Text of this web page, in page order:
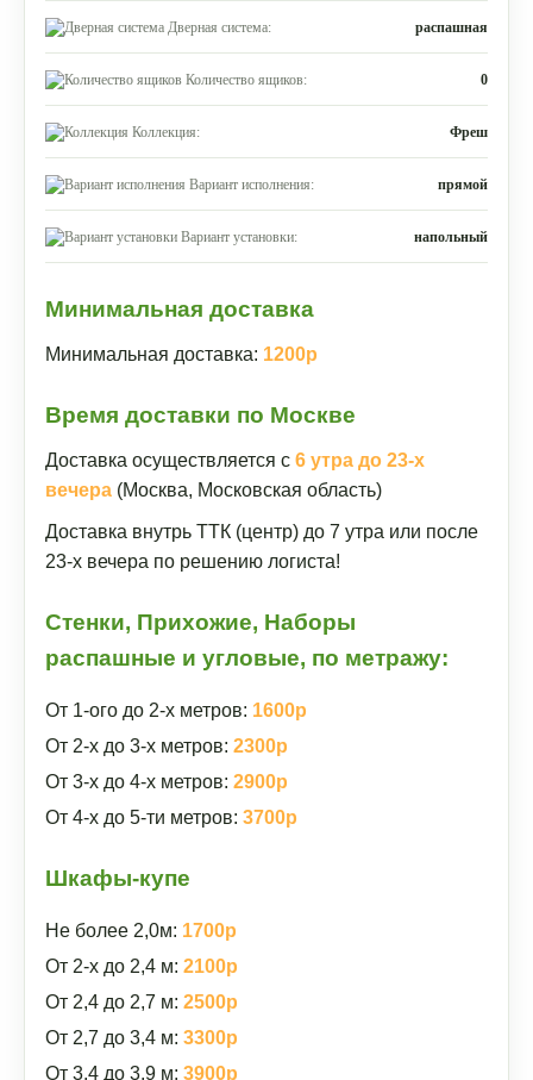
Дверная система: распашная
Количество ящиков: 0
Коллекция: Фреш
Вариант исполнения: прямой
Вариант установки: напольный
Минимальная доставка
Минимальная доставка: 1200р
Время доставки по Москве
Доставка осуществляется с 6 утра до 23-х
вечера (Москва, Московская область)
Доставка внутрь ТТК (центр) до 7 утра или после
23-х вечера по решению логиста!
Стенки, Прихожие, Наборы
распашные и угловые, по метражу:
От 1-ого до 2-х метров: 1600р
От 2-х до 3-х метров: 2300р
От 3-х до 4-х метров: 2900р
От 4-х до 5-ти метров: 3700р
Шкафы-купе
Не более 2,0м: 1700р
От 2-х до 2,4 м: 2100р
От 2,4 до 2,7 м: 2500р
От 2,7 до 3,4 м: 3300р
От 3,4 до 3,9 м: 3900р